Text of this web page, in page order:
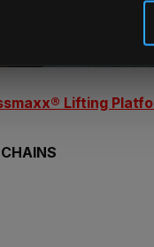
POWER RACK:
Lifting